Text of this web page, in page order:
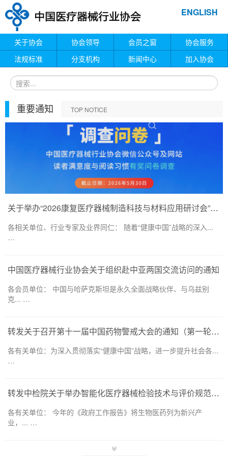
ENGLISH
关于协会 协会领导 会员之窗
协会服务
法规标准
分支机构 新闻中心 加入协会
重要通知 TOP NOTICE
关于举办“2026康复医疗器械制造科技与材料应用研讨会”的通知
各相关单位、行业专家及业界同仁： 随着“健康中国”战略的深入...
…
中国医疗器械行业协会关于组织赴中亚两国交流访问的通知
各会员单位： 中国与哈萨克斯坦是永久全面战略伙伴、与乌兹别
克... …
转发关于召开第十一届中国药物警戒大会的通知（第一轮）——药品和医疗器械领域
各有关单位：为深入贯彻落实“健康中国”战略，进一步提升社会各...
…
转发中检院关于举办智能化医疗器械检验技术与评价规范培训班的通知
各有关单位： 今年的《政府工作报告》将生物医药列为新兴产
业，... …